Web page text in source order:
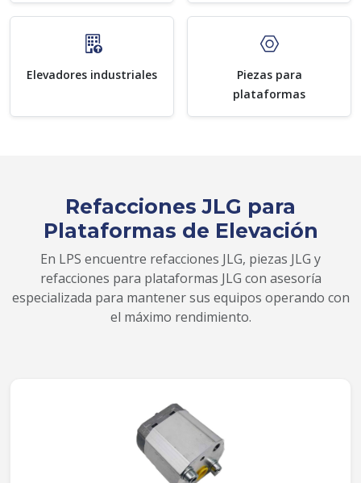
Elevadores industriales
Piezas para
plataformas
Refacciones JLG para
Plataformas de Elevación
En LPS encuentre refacciones JLG, piezas JLG y
refacciones para plataformas JLG con asesoría
especializada para mantener sus equipos operando con
el máximo rendimiento.